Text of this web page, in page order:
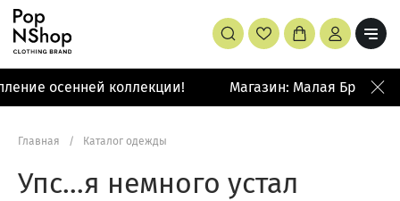
осенней коллекции! Магазин: Малая Бронная
Главная / Каталог одежды
Упс…я немного устал